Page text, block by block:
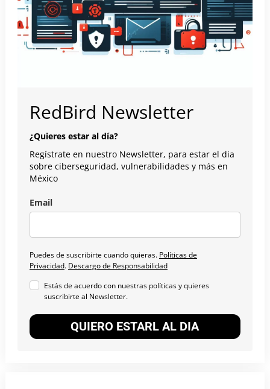
RedBird Newsletter
¿Quieres estar al día?
Regístrate en nuestro Newsletter, para estar el dia
sobre ciberseguridad, vulnerabilidades y más en
México
Email
Puedes de suscribirte cuando quieras. Políticas de
Privacidad. Descargo de Responsabilidad
Estás de acuerdo con nuestras políticas y quieres
suscribirte al Newsletter.
QUIERO ESTARL AL DIA